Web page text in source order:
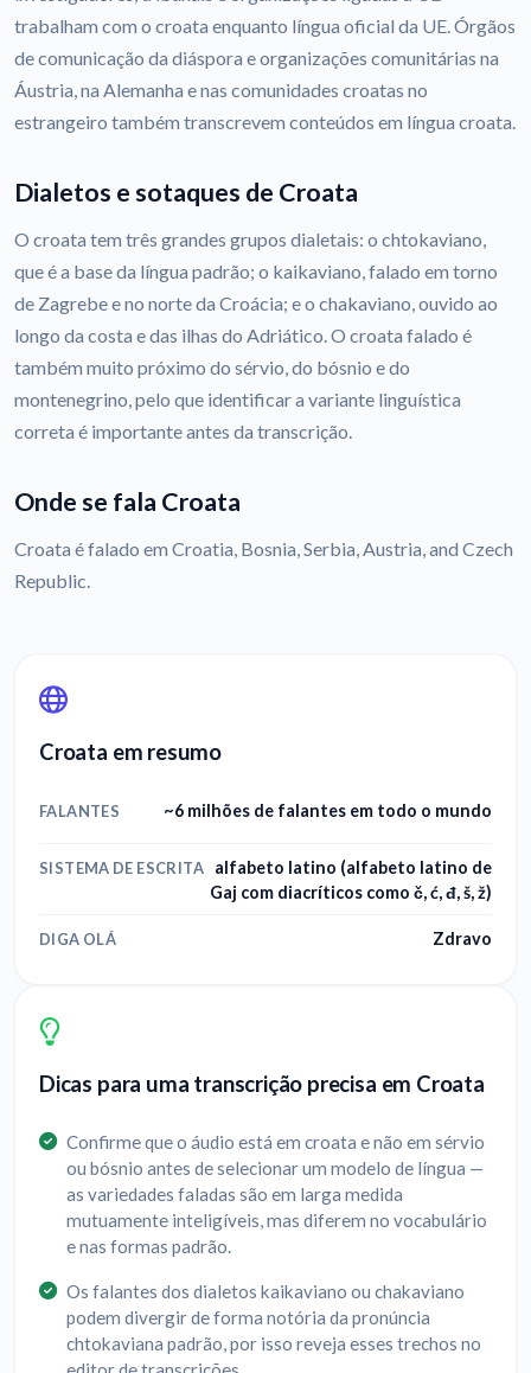
trabalham com o croata enquanto língua oficial da UE. Órgãos
de comunicação da diáspora e organizações comunitárias na
Áustria, na Alemanha e nas comunidades croatas no
estrangeiro também transcrevem conteúdos em língua croata.
Dialetos e sotaques de Croata
O croata tem três grandes grupos dialetais: o chtokaviano,
que é a base da língua padrão; o kaikaviano, falado em torno
de Zagrebe e no norte da Croácia; e o chakaviano, ouvido ao
longo da costa e das ilhas do Adriático. O croata falado é
também muito próximo do sérvio, do bósnio e do
montenegrino, pelo que identificar a variante linguística
correta é importante antes da transcrição.
Onde se fala Croata
Croata é falado em Croatia, Bosnia, Serbia, Austria, and Czech
Republic.
Croata em resumo
FALANTES ~6 milhões de falantes em todo o mundo
SISTEMA DE ESCRITA
alfabeto latino (alfabeto latino de
Gaj com diacríticos como č, ć, đ, š, ž)
DIGA OLÁ Zdravo
Dicas para uma transcrição precisa em Croata
Confirme que o áudio está em croata e não em sérvio
ou bósnio antes de selecionar um modelo de língua —
as variedades faladas são em larga medida
mutuamente inteligíveis, mas diferem no vocabulário
e nas formas padrão.
Os falantes dos dialetos kaikaviano ou chakaviano
podem divergir de forma notória da pronúncia
chtokaviana padrão, por isso reveja esses trechos no